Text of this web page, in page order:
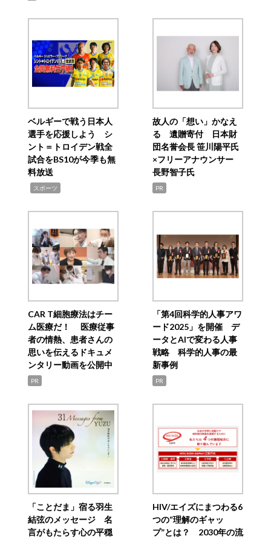
ベルギーで戦う日本人
選手を応援しよう シ
ント＝トロイデン戦全
試合をBS10が今季も無
料放送
スポーツ
故人の「想い」かなえ
る 遺贈寄付 日本財
団名誉会長 笹川陽平氏
×フリーアナウンサー
長野智子氏
PR
CAR T細胞療法はチー
ム医療だ！ 医療従事
者の情熱、患者さんの
思いを伝えるドキュメ
ンタリー動画を公開中
PR
「第4回科学的人事アワ
ード2025」を開催 デ
ータとAIで変わる人事
戦略 科学的人事の最
新事例
PR
「ことだま」宿る羽生
結弦のメッセージ 名
言がもたらす心の平穏
HIV/エイズにまつわる6
つの“理解のギャッ
プ”とは？ 2030年の流